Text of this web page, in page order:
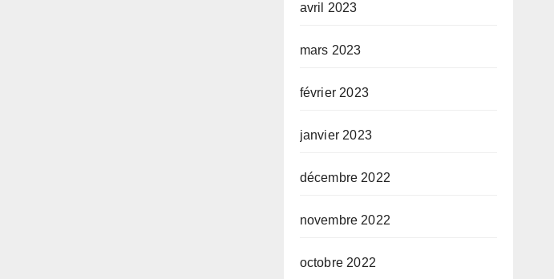
avril 2023
mars 2023
février 2023
janvier 2023
décembre 2022
novembre 2022
octobre 2022